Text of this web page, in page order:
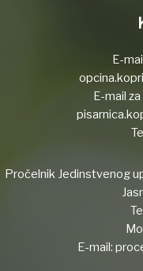
E-
E-mail
Pročelnik Jedinstvenog
E-mail: